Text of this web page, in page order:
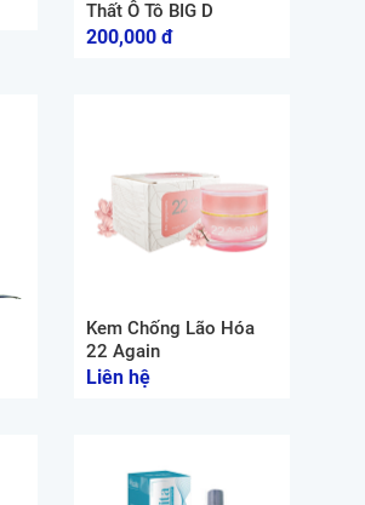
Thất Ô Tô BIG D
200,000 đ
Kem Chống Lão Hóa
22 Again
Liên hệ